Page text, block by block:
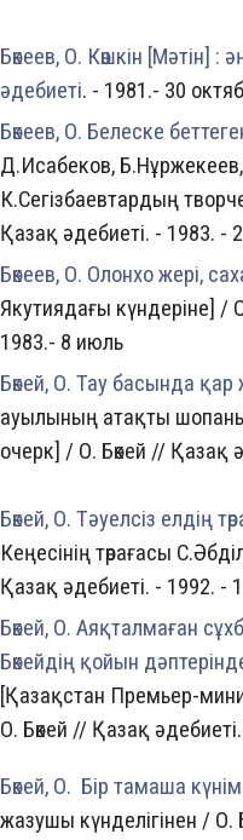
Бөкеев, О. Көшкін [Мәтін] :
әдебиеті. - 1981.- 30
Бөкеев, О. Белеске
Д.Исабеков,
К.Сегізбаевтардың
Қазақ әдебиеті. - 1983. -
Бөкеев, О. Олонхо жері,
Якутиядағы күндеріне] /
1983.- 8 июль
Бөкей, О. Тау басында
ауылының атақты
очерк] / О. Бөкей // Қазақ
Бөкей, О. Тәуелсіз елдің
Кеңесінің төрағасы
Қазақ әдебиетi. - 1992. -
Бөкей, О. Аяқталмаған
Бөкейдің қойын
[Қазақстан Премьер-
О. Бөкей // Қазақ
Бөкей, О. Бір тамаша
жазушы күнделігінен / О.